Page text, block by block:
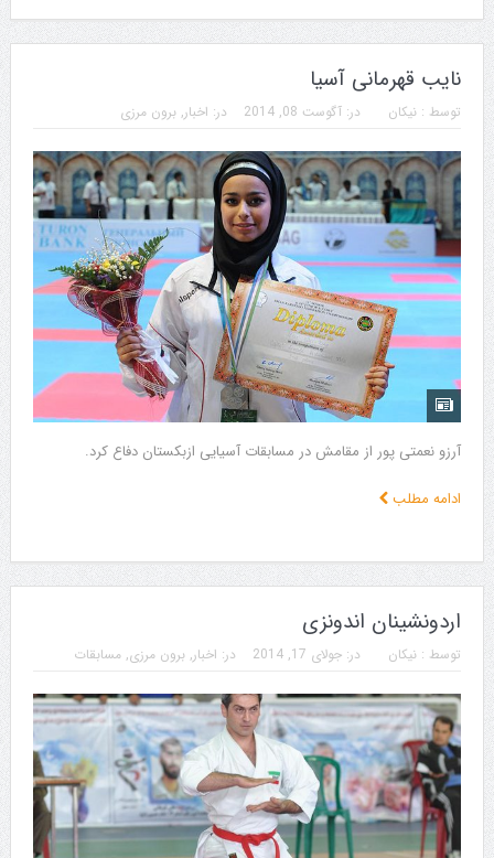
نایب قهرمانی آسیا
توسط : نیکان در: آگوست 08, 2014 در: اخبار, برون مرزی
آرزو نعمتی پور از مقامش در مسابقات آسیایی ازبکستان دفاع کرد.
ادامه مطلب
اردونشینان اندونزی
توسط : نیکان در: جولای 17, 2014 در: اخبار, برون مرزی, مسابقات